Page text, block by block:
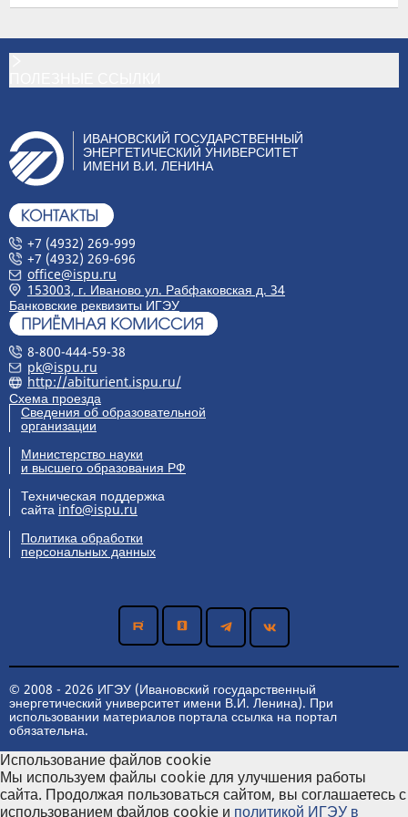
народа» и
Секция в рамках
“СНО-2025“
война в истории
страны и семьи»
Студенческая
Преподаватели
15
Конкурс по
трехмерному
моделированию
для студентов
колледжей, вузов
и школьников г.
Иваново
к 80-летию
Победы “Я
горжусь”
III
международный
конкурс постеров
«В память о
Победе» на
английском языке
Краеведческие
сезоны в ИГЭУ -
2025: встреча с
Д.Л. Орловым на
тему “Музей
имени Д.Г.
Отечественной
Лекция
музея истории и
развития ИГЭУ
«Они сражались
за Родину»
“Писатели-
фронтовики о
Великой
Круглый стол Кафедра ИФиП
ИВАНОВСКИЙ ГОСУДАРСТВЕННЫЙ
ЭНЕРГЕТИЧЕСКИЙ УНИВЕРСИТЕТ
ИМЕНИ В.И. ЛЕНИНА
+7 (4932) 269-999
+7 (4932) 269-696
office@ispu.ru
153003, г. Иваново ул. Рабфаковская д. 34
Банковские реквизиты ИГЭУ
8-800-444-59-38
pk@ispu.ru
http://abiturient.ispu.ru/
Схема проезда
Сведения об образовательной
организации
Министерство науки
и высшего образования РФ
Техническая поддержка
сайта info@ispu.ru
Политика обработки
персональных данных
© 2008 - 2026 ИГЭУ (Ивановский государственный
энергетический университет имени В.И. Ленина). При
использовании материалов портала ссылка на портал
обязательна.
Использование файлов cookie
Мы используем файлы cookie для улучшения работы
сайта. Продолжая пользоваться сайтом, вы соглашаетесь с
использованием файлов cookie и политикой ИГЭУ в